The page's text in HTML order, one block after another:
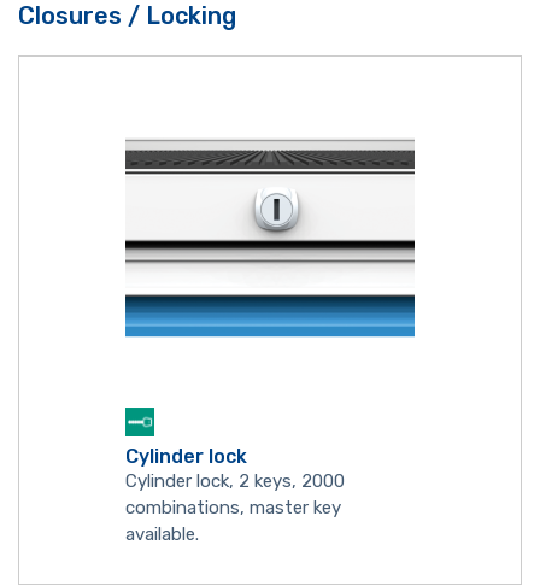
Closures / Locking
Cylinder lock
Cylinder lock, 2 keys, 2000
combinations, master key
available.